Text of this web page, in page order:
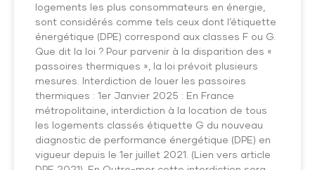
logements les plus consommateurs en énergie,
sont considérés comme tels ceux dont l’étiquette
énergétique (DPE) correspond aux classes F ou G.
Que dit la loi ? Pour parvenir à la disparition des «
passoires thermiques », la loi prévoit plusieurs
mesures. Interdiction de louer les passoires
thermiques : 1er Janvier 2025 : En France
métropolitaine, interdiction à la location de tous
les logements classés étiquette G du nouveau
diagnostic de performance énergétique (DPE) en
vigueur depuis le 1er juillet 2021. (Lien vers article